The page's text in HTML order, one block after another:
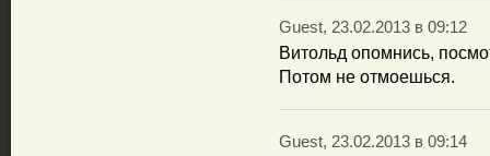
Guest, 23.02.2013 в 09:12
Витольд опомнись,
Потом не отмоешься.
Guest, 23.02.2013 в 09:14